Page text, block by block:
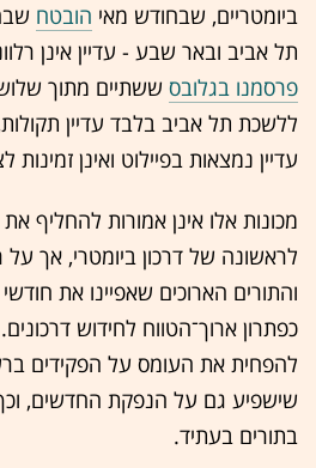
ביומטריים, שבחודש מאי הובטח
תל אביב ובאר שבע - עדיין אינן
פרסמנו בגלובס ששתיים מתוך
ללשכת תל אביב בלבד עדיין
עדיין נמצאות בפיילוט ואינן זמינות
מכונות אלו אינן אמורות להחליף
לראשונה של דרכון ביומטרי, אך
והתורים הארוכים שאפיינו את
כפתרון ארוך־הטווח לחידוש
להפחית את העומס על הפקידים
שישפיע גם על הנפקת החדשים,
בתורים בעתיד.